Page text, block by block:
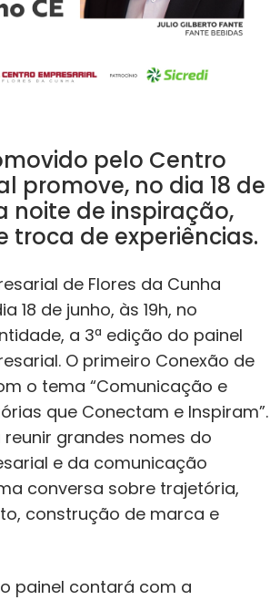
pelo Centro
promove, no dia 18 de
noite de inspiração,
troca de experiências.
de Flores da Cunha
18 de junho, às 19h, no
a 3ª edição do painel
O primeiro Conexão de
o tema “Comunicação e
que Conectam e Inspiram”.
grandes nomes do
e da comunicação
conversa sobre trajetória,
construção de marca e
painel contará com a